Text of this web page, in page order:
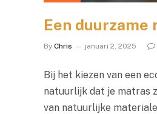
Een
By Chris januari 2, 2025
Bij het kiezen van een
natuurlijk dat je matras
van natuurlijke